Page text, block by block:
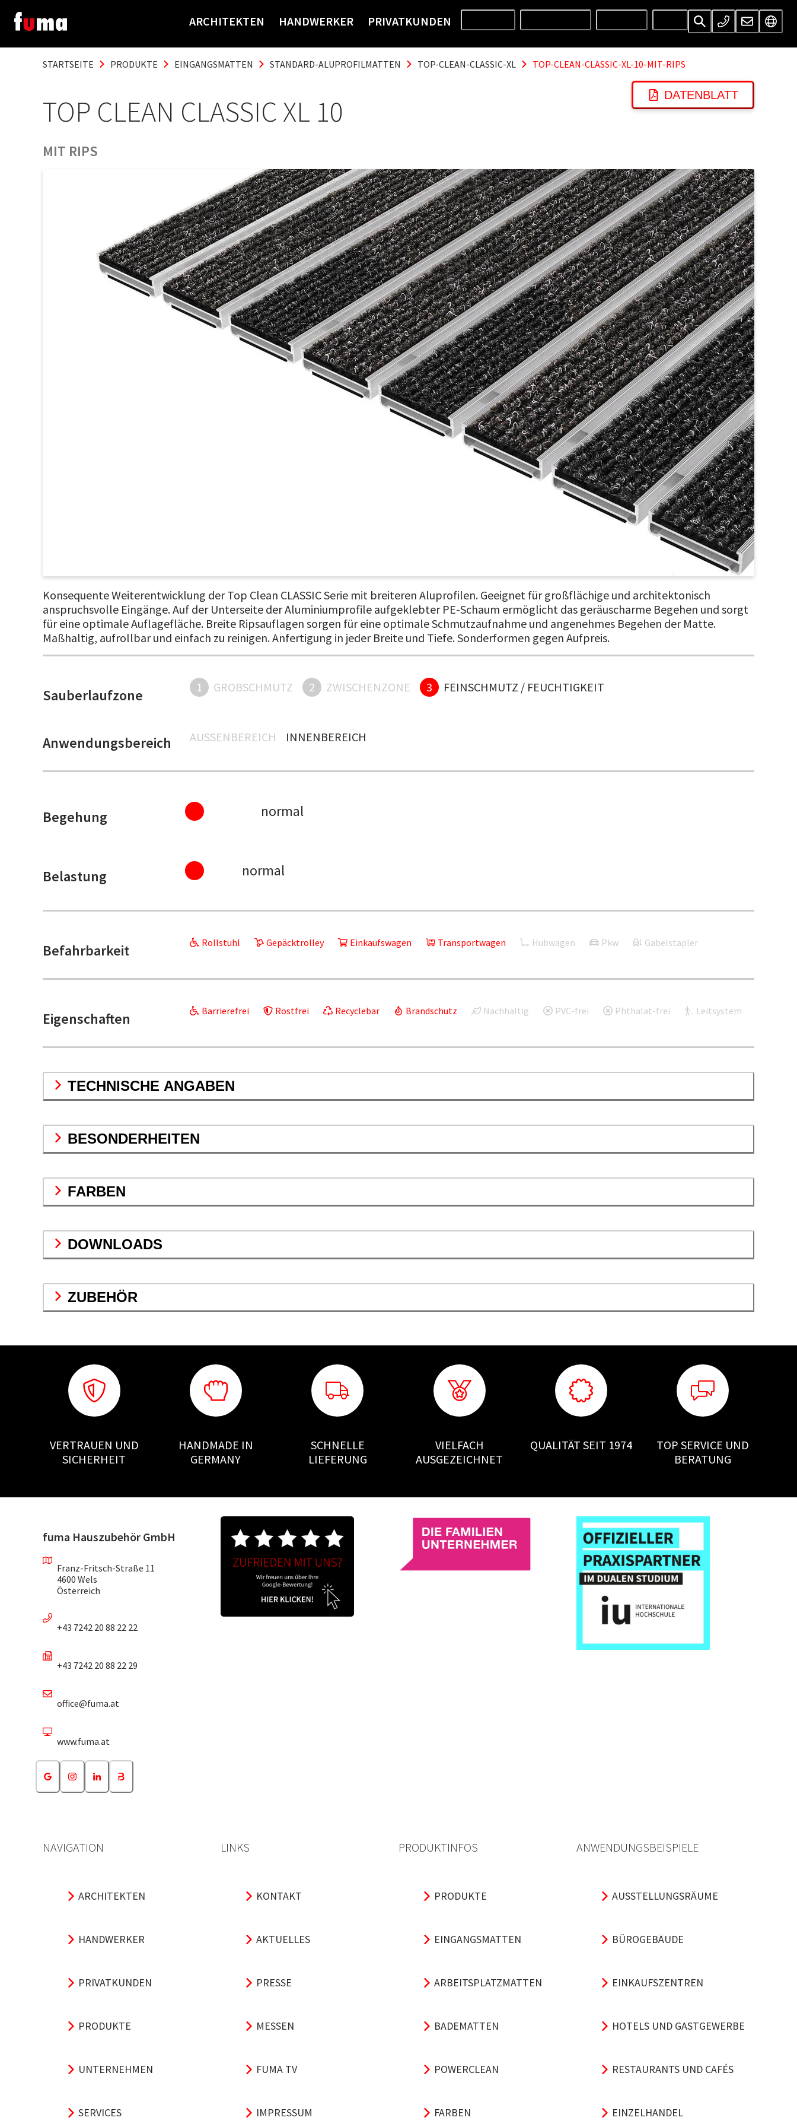
ARCHITEKTEN HANDWERKER PRIVATKUNDEN
STARTSEITE PRODUKTE EINGANGSMATTEN STANDARD-ALUPROFILMATTEN TOP-CLEAN-CLASSIC-XL TOP-CLEAN-CLASSIC-XL-10-MIT-RIPS
TOP CLEAN CLASSIC XL 10
MIT RIPS
DATENBLATT
Konsequente Weiterentwicklung der Top Clean CLASSIC Serie mit breiteren Aluprofilen. Geeignet für großflächige und architektonisch
anspruchsvolle Eingänge. Auf der Unterseite der Aluminiumprofile aufgeklebter PE-Schaum ermöglicht das geräuscharme Begehen und sorgt
für eine optimale Auflagefläche. Breite Ripsauflagen sorgen für eine optimale Schmutzaufnahme und angenehmes Begehen der Matte.
Maßhaltig, aufrollbar und einfach zu reinigen. Anfertigung in jeder Breite und Tiefe. Sonderformen gegen Aufpreis.
Sauberlaufzone 1 GROBSCHMUTZ 2 ZWISCHENZONE 3 FEINSCHMUTZ / FEUCHTIGKEIT
Anwendungsbereich AUSSENBEREICH INNENBEREICH
Begehung normal
Belastung normal
Befahrbarkeit Rollstuhl Gepäcktrolley Einkaufswagen Transportwagen Hubwagen Pkw Gabelstapler
Eigenschaften Barrierefrei Rostfrei Recyclebar Brandschutz Nachhaltig PVC-frei Phthalat-frei Leitsystem
TECHNISCHE ANGABEN
BESONDERHEITEN
FARBEN
DOWNLOADS
ZUBEHÖR
VERTRAUEN UND
SICHERHEIT
HANDMADE IN
GERMANY
SCHNELLE
LIEFERUNG
VIELFACH
AUSGEZEICHNET
QUALITÄT SEIT 1974
TOP SERVICE UND
BERATUNG
fuma Hauszubehör GmbH
Franz-Fritsch-Straße 11
4600 Wels
Österreich
+43 7242 20 88 22 22
+43 7242 20 88 22 29
office@fuma.at
www.fuma.at
NAVIGATION
ARCHITEKTEN
HANDWERKER
PRIVATKUNDEN
PRODUKTE
UNTERNEHMEN
SERVICES
LINKS
KONTAKT
AKTUELLES
PRESSE
MESSEN
FUMA TV
IMPRESSUM
PRODUKTINFOS
PRODUKTE
EINGANGSMATTEN
ARBEITSPLATZMATTEN
BADEMATTEN
POWERCLEAN
FARBEN
ANWENDUNGSBEISPIELE
AUSSTELLUNGSRÄUME
BÜROGEBÄUDE
EINKAUFSZENTREN
HOTELS UND GASTGEWERBE
RESTAURANTS UND CAFÉS
EINZELHANDEL